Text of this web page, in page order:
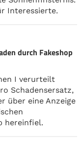
Interessierte.
durch Fakeshop
I verurteilt
Schadensersatz,
über eine Anzeige
hereinfiel.